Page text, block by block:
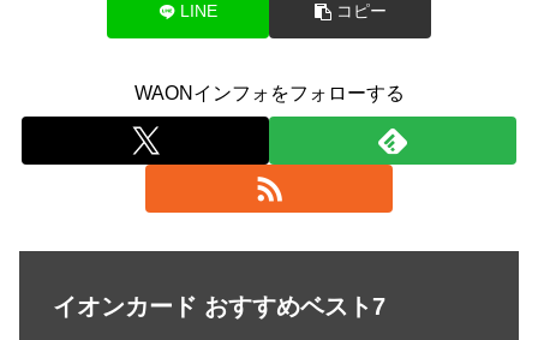
LINE コピー
WAONインフォをフォローする
イオンカード おすすめベスト7